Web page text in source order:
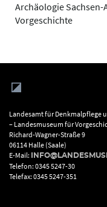
Archäologie
Vorgeschichte
Landesamt für Denkmalpflege
– Landesmuseum für
Richard-Wagner-Straße 9
06114 Halle (Saale)
E-Mail:
Telefon: 0345 5247-30
Telefax: 0345 5247-351